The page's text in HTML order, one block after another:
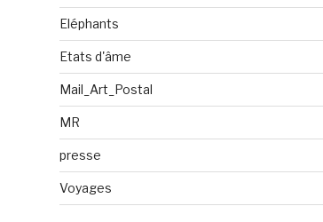
Eléphants
Etats d'âme
Mail_Art_Postal
MR
presse
Voyages